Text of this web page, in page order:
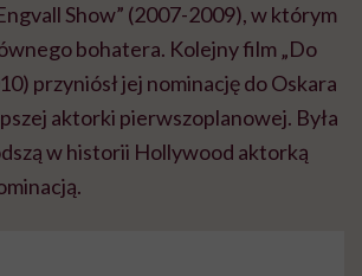
Show” (2007-2009), w którym
bohatera. Kolejny film „Do
przyniósł jej nominację do Oskara
aktorki pierwszoplanowej. Była
w historii Hollywood aktorką